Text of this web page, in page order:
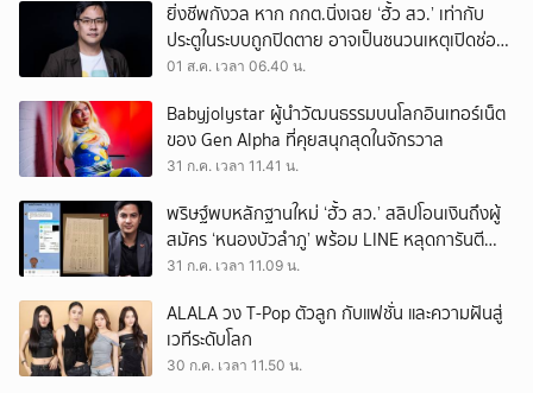
ยิ่งชีพกังวล หาก กกต.นิ่งเฉย ‘ฮั้ว สว.’ เท่ากับ
ประตูในระบบถูกปิดตาย อาจเป็นชนวนเหตุเปิดช่อง
‘ลงถนน’
01 ส.ค. เวลา 06.40 น.
Babyjolystar ผู้นำวัฒนธรรมบนโลกอินเทอร์เน็ต
ของ Gen Alpha ที่คุยสนุกสุดในจักรวาล
31 ก.ค. เวลา 11.41 น.
พริษฐ์พบหลักฐานใหม่ ‘ฮั้ว สว.’ สลิปโอนเงินถึงผู้
สมัคร ‘หนองบัวลำภู’ พร้อม LINE หลุดการันตี
ตำแหน่ง
31 ก.ค. เวลา 11.09 น.
ALALA วง T-Pop ตัวลูก กับแฟชั่น และความฝันสู่
เวทีระดับโลก
30 ก.ค. เวลา 11.50 น.